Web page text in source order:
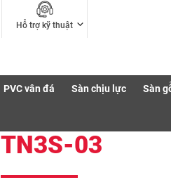
Hỗ trợ kỹ thuật
PVC vân đá Sàn chịu lực Sàn
TN3S-03